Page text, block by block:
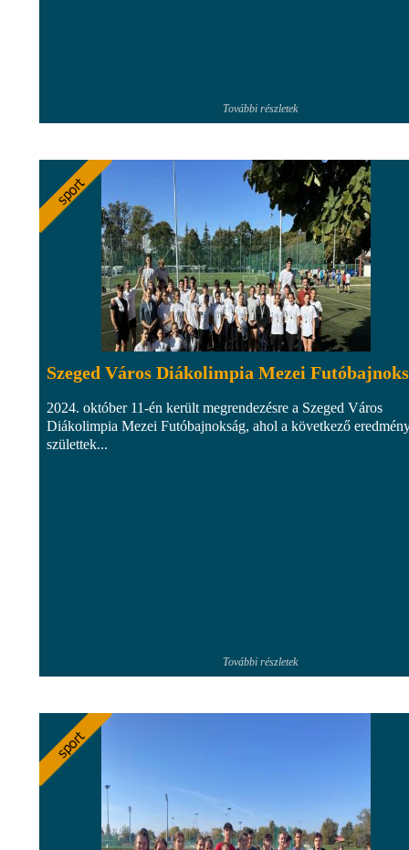
További részletek
Szeged Város Diákolimpia Mezei
2024. október 11-én került megrendezésre a Szeged Város
Diákolimpia Mezei Futóbajnokság, ahol a következő
születtek...
További részletek